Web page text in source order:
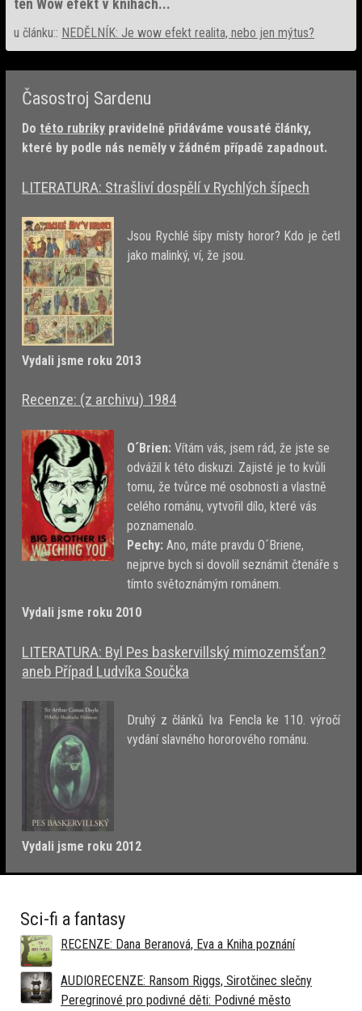
ten Wow efekt v knihách...
u článku:: NEDĚLNÍK: Je wow efekt realita, nebo jen mýtus?
Časostroj Sardenu
Do této rubriky pravidelně přidáváme vousaté články,
které by podle nás neměly v žádném případě zapadnout.
LITERATURA: Strašliví dospělí v Rychlých šípech
Jsou Rychlé šípy místy horor? Kdo je četl
jako malinký, ví, že jsou.
Vydali jsme roku 2013
Recenze: (z archivu) 1984
O´Brien: Vítám vás, jsem rád, že jste se
odvážil k této diskuzi. Zajisté je to kvůli
tomu, že tvůrce mé osobnosti a vlastně
celého románu, vytvořil dílo, které vás
poznamenalo.
Pechy: Ano, máte pravdu O´Briene,
nejprve bych si dovolil seznámit čtenáře s
tímto světoznámým románem.
Vydali jsme roku 2010
LITERATURA: Byl Pes baskervillský mimozemšťan?
aneb Případ Ludvíka Součka
Druhý z článků Iva Fencla ke 110. výročí
vydání slavného hororového románu.
Vydali jsme roku 2012
Sci-fi a fantasy
RECENZE: Dana Beranová, Eva a Kniha poznání
AUDIORECENZE: Ransom Riggs, Sirotčinec slečny
Peregrinové pro podivné děti: Podivné město